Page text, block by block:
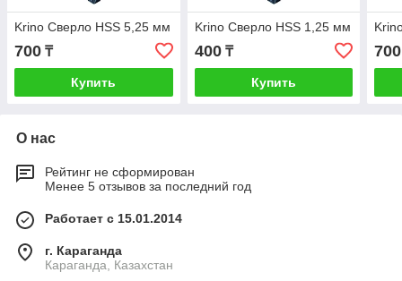
Krino Сверло HSS 5,25 мм
700 ₸
Купить
Krino Сверло HSS 1,25 мм
400₸
Купить
700
О нас
Рейтинг не сформирован
Менее 5 отзывов за последний год
Работает с 15.01.2014
г. Караганда
Караганда, Казахстан